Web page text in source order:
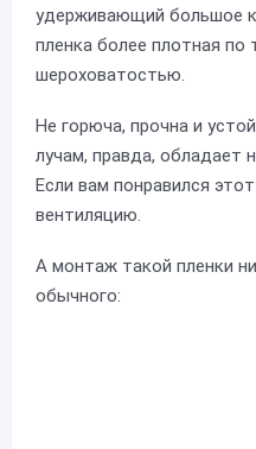
удерживающий большое
пленка более плотная
шероховатостью.
Не горюча, прочна и
лучам, правда, обладает
Если вам понравился
вентиляцию.
А монтаж такой пленки
обычного: